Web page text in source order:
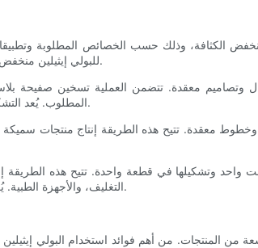
الكثافة، وذلك حسب الخصائص المطلوبة
للبولي إيثيلين منخفض الكثافة التشكيل بالتفريغ، والتشكيل بالضغط، والتشكيل المزدوج للصفائح.
وتصاميم معقدة. تتضمن العملية تسخين صفيحة
المطلوب. يُعد التشكيل بالتفريغ مثاليًا لإنتاج منتجات رقيقة الجدران ذات ملمس سطحي دقيق.
معقدة. تتيح هذه الطريقة إنتاج منتجات
وتشكيلها في قطعة واحدة. تتيح هذه الطريقة
التغليف، والأجهزة الطبية. يُعد تشكيل الصفائح المزدوجة مثاليًا للتطبيقات التي تتطلب قوة ومتانة أكبر.